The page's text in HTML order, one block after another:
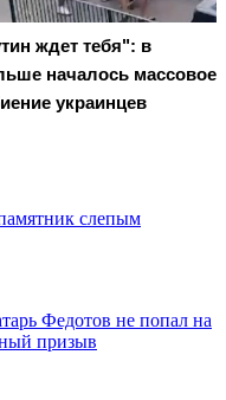
ждет тебя": в
началось массовое
украинцев
слепым
Федотов не попал на
призыв